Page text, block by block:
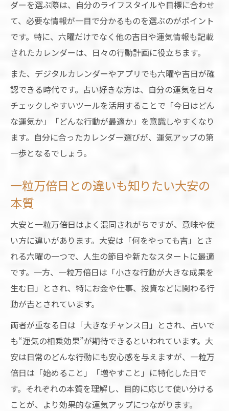
ダーを選ぶ際は、自分のライフスタイルや目標に合わせ
て、必要な情報が一目で分かるものを選ぶのがポイント
です。特に、六曜だけでなく他の吉日や運気情報も記載
されたカレンダーは、日々の行動計画に役立ちます。
また、デジタルカレンダーやアプリでも六曜や吉日が確
認できる時代です。占い好きな方は、自分の運気を日々
チェックしやすいツールを活用することで「今日はどん
な運気か」「どんな行動が最適か」を意識しやすくなり
ます。自分に合ったカレンダー選びが、運気アップの第
一歩となるでしょう。
一粒万倍日との違いも知りたい大安の
本質
大安と一粒万倍日はよく混同されがちですが、意味や使
い方に違いがあります。大安は「何をやっても吉」とさ
れる六曜の一つで、人生の節目や新たなスタートに最適
です。一方、一粒万倍日は「小さな行動が大きな成果を
生む日」とされ、特にお金や仕事、投資などに関わる行
動が吉とされています。
両者が重なる日は「大きなチャンス日」とされ、占いで
も“運気の相乗効果”が期待できるといわれています。大
安は日常のどんな行動にも安心感を与えますが、一粒万
倍日は「始めること」「増やすこと」に特化した日で
す。それぞれの本質を理解し、目的に応じて使い分ける
ことが、より効果的な運気アップにつながります。